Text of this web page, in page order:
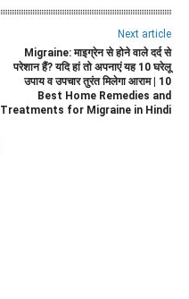
Next article
Migraine: माइग्रेन से होने वाले दर्द से
परेशान हैं? यदि हां तो अपनाएं यह 10 घरेलू
उपाय व उपचार तुरंत मिलेगा आराम | 10
Best Home Remedies and
Treatments for Migraine in Hindi